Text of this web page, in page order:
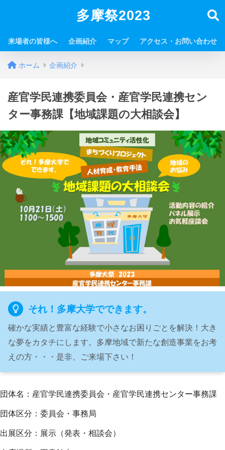
多摩祭2023
来場者の皆様へ 企画紹介 マップ アクセス・お問い合わせ
ホーム 企画紹介
産官学民連携委員会・産官学民連携セン
ター事務課【地域課題の大相談会】
それ！多摩大学でできます。
確かな実績と豊富な経験で小さなお困りごとを解決！大き
な夢をカタチにします。多摩地域で新たな創造事業をお考
えの方・・・是非、ご来場下さい！
団体名：産官学民連携委員会・産官学民連携センター事務課
団体区分：委員会・事務局
出展区分：展示（発表・相談会）